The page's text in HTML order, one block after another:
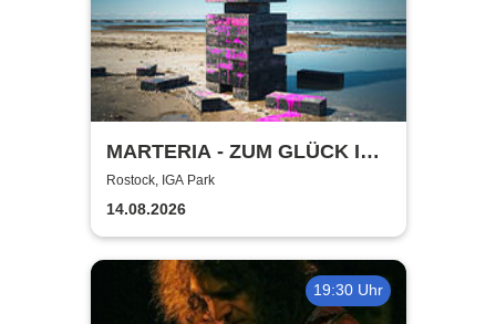
MARTERIA - ZUM GLÜCK IN
DIE ZUKUNFT TOUR 2026
Rostock, IGA Park
14.08.2026
19:30 Uhr